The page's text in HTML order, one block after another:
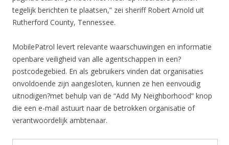
tegelijk berichten te plaatsen,” zei sheriff Robert Arnold uit
Rutherford County, Tennessee.
MobilePatrol levert relevante waarschuwingen en informatie
openbare veiligheid van alle agentschappen in een?
postcodegebied. En als gebruikers vinden dat organisaties
onvoldoende zijn aangesloten, kunnen ze hen eenvoudig
uitnodigen?met behulp van de “Add My Neighborhood” knop
die een e-mail astuurt naar de betrokken organisatie of
verantwoordelijk ambtenaar.